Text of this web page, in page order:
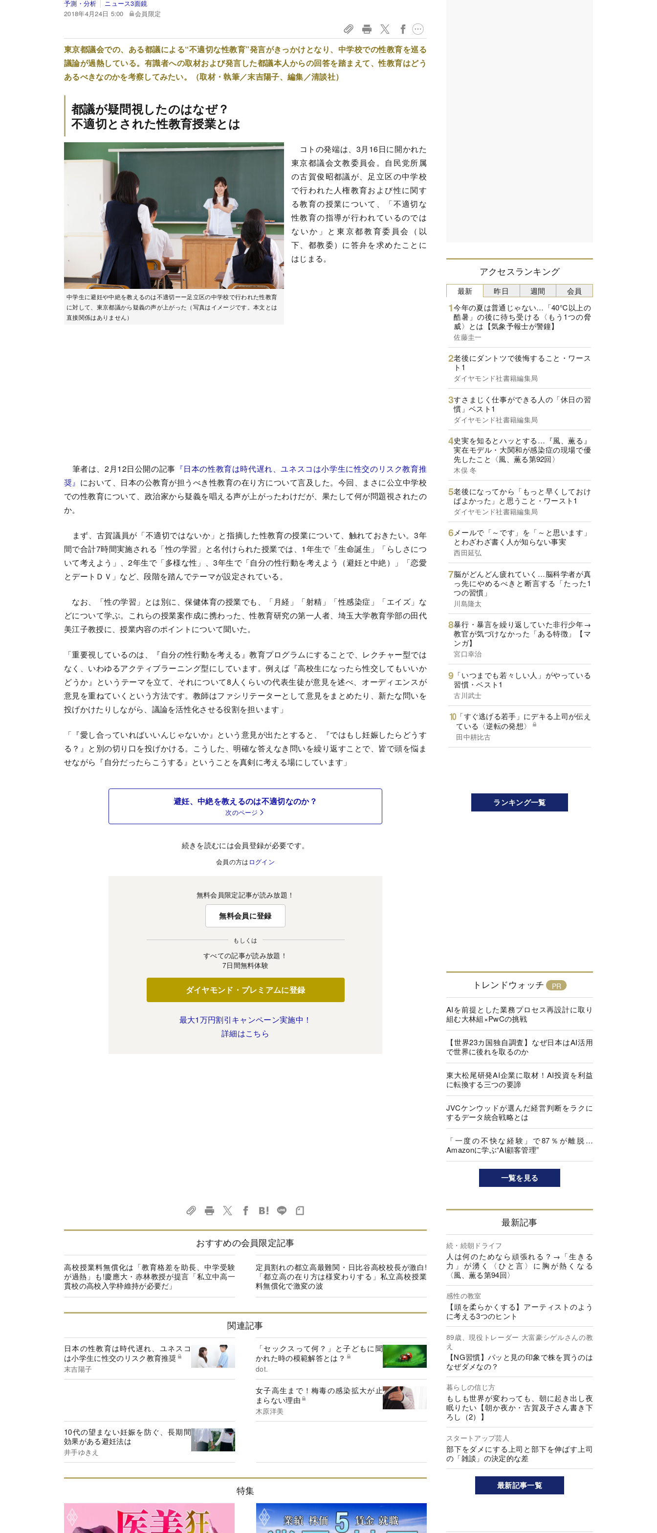
予測・分析
ニュース3面鏡
2018年4月24日 5:00
会員限定
東京都議会での、ある都議による“不適切な性教育”発言がきっかけとなり、中学校での性教育を巡る
議論が過熱している。有識者への取材および発言した都議本人からの回答を踏まえて、性教育はどう
あるべきなのかを考察してみたい。（取材・執筆／末吉陽子、編集／清談社）
都議が疑問視したのはなぜ？
不適切とされた性教育授業とは
中学生に避妊や中絶を教えるのは不適切ーー足立区の中学校で行われた性教育
に対して、東京都議から疑義の声が上がった（写真はイメージです。本文とは
直接関係はありません）
コトの発端は、3月16日に開かれた
東京都議会文教委員会。自民党所属
の古賀俊昭都議が、足立区の中学校
で行われた人権教育および性に関す
る教育の授業について、「不適切な
性教育の指導が行われているのでは
ないか」と東京都教育委員会（以
下、都教委）に答弁を求めたことに
はじまる。
筆者は、2月12日公開の記事 『日本の性教育は時代遅れ、ユネスコは小学生に性交のリスク教育推
奨』 において、日本の公教育が担うべき性教育の在り方について言及した。今回、まさに公立中学校
での性教育について、政治家から疑義を唱える声が上がったわけだが、果たして何が問題視されたの
か。
まず、古賀議員が「不適切ではないか」と指摘した性教育の授業について、触れておきたい。3年
間で合計7時間実施される「性の学習」と名付けられた授業では、1年生で「生命誕生」「らしさにつ
いて考えよう」、2年生で「多様な性」、3年生で「自分の性行動を考えよう（避妊と中絶）」「恋愛
とデートＤＶ」など、段階を踏んでテーマが設定されている。
なお、「性の学習」とは別に、保健体育の授業でも、「月経」「射精」「性感染症」「エイズ」な
どについて学ぶ。これらの授業案作成に携わった、性教育研究の第一人者、埼玉大学教育学部の田代
美江子教授に、授業内容のポイントについて聞いた。
「重要視しているのは、『自分の性行動を考える』教育プログラムにすることで、レクチャー型では
なく、いわゆるアクティブラーニング型にしています。例えば『高校生になったら性交してもいいか
どうか』というテーマを立て、それについて8人くらいの代表生徒が意見を述べ、オーディエンスが
意見を重ねていくという方法です。教師はファシリテーターとして意見をまとめたり、新たな問いを
投げかけたりしながら、議論を活性化させる役割を担います」
「『愛し合っていればいいんじゃないか』という意見が出たとすると、『ではもし妊娠したらどうす
る？』と別の切り口を投げかける。こうした、明確な答えなき問いを繰り返すことで、皆で頭を悩ま
せながら『自分だったらこうする』ということを真剣に考える場にしています」
避妊、中絶を教えるのは不適切なのか？
次のページ
続きを読むには会員登録が必要です。
会員の方は ログイン
無料会員限定記事が読み放題！
無料会員に登録
もしくは
すべての記事が読み放題！
7日間無料体験
ダイヤモンド・プレミアムに登録
最大1万円割引キャンペーン実施中！
詳細はこちら
おすすめの会員限定記事
高校授業料無償化は「教育格差を助長、中学受験
が過熱」も!慶應大・赤林教授が提言「私立中高一
貫校の高校入学枠維持が必要だ」
定員割れの都立高最難関・日比谷高校校長が激白!
「都立高の在り方は様変わりする」私立高校授業
料無償化で激変の波
関連記事
日本の性教育は時代遅れ、ユネスコ
は小学生に性交のリスク教育推奨
末吉陽子
「セックスって何？」と子どもに聞
かれた時の模範解答とは？
dot.
女子高生まで！梅毒の感染拡大が止
まらない理由
木原洋美
10代の望まない妊娠を防ぐ、長期間
効果がある避妊法は
井手ゆきえ
特集
アクセスランキング
最新
今年の夏は普通じゃない…「40℃以上の
酷暑」の後に待ち受ける〈もう1つの脅
威〉とは【気象予報士が警鐘】
佐藤圭一
老後にダントツで後悔すること・ワース
ト1
ダイヤモンド社書籍編集局
すさまじく仕事ができる人の「休日の習
慣」ベスト1
ダイヤモンド社書籍編集局
史実を知るとハッとする…『風、薫る』
実在モデル・大関和が感染症の現場で優
先したこと〈風、薫る第92回〉
木俣 冬
老後になってから「もっと早くしておけ
ばよかった」と思うこと・ワースト1
ダイヤモンド社書籍編集局
メールで「～です」を「～と思います」
とわざわざ書く人が知らない事実
西田延弘
脳がどんどん疲れていく…脳科学者が真
っ先にやめるべきと断言する「たった1
つの習慣」
川島隆太
暴行・暴言を繰り返していた非行少年→
教官が気づけなかった「ある特徴」【マ
ンガ】
宮口幸治
「いつまでも若々しい人」がやっている
習慣・ベスト1
古川武士
「すぐ逃げる若手」にデキる上司が伝え
ている〈逆転の発想〉
田中耕比古
昨日 週間 会員
ランキング一覧
トレンドウォッチ
AIを前提とした業務プロセス再設計に取り
組む大林組×PwCの挑戦
【世界23カ国独自調査】なぜ日本はAI活用
で世界に後れを取るのか
東大松尾研発AI企業に取材！AI投資を利益
に転換する三つの要諦
JVCケンウッドが選んだ経営判断をラクに
するデータ統合戦略とは
「一度の不快な経験」で87％が離脱…
Amazonに学ぶ“AI顧客管理”
一覧を見る
最新記事
続・続朝ドライフ
人は何のためなら頑張れる？→「生きる
力」が湧く〈ひと言〉に胸が熱くなる
〈風、薫る第94回〉
感性の教室
【頭を柔らかくする】アーティストのよう
に考える3つのヒント
89歳、現役トレーダー 大富豪シゲルさんの教
え
【NG習慣】パッと見の印象で株を買うのは
なぜダメなの？
暮らしの信じ方
もしも世界が変わっても、朝に起き出し夜
眠りたい【朝か夜か・古賀及子さん書き下
ろし（2）】
スタートアップ芸人
部下をダメにする上司と部下を伸ばす上司
の「雑談」の決定的な差
最新記事一覧